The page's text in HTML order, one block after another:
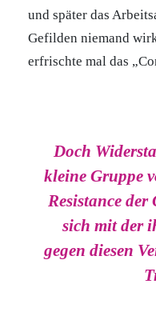
und später das
Gefilden niemand
erfrischte mal das
Doch
kleine Gruppe
Resistance der
sich mit der
gegen diesen